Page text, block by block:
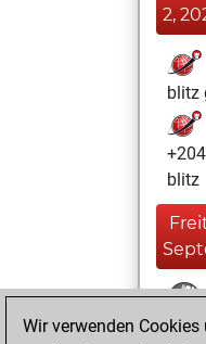
2,
blitz
blitz
Wir verwenden